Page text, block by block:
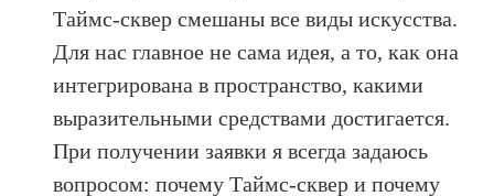
Таймс-сквер смешаны все виды искусства.
Для нас главное не сама идея, а то, как она
интегрирована в пространство, какими
выразительными средствами достигается.
При получении заявки я всегда задаюсь
вопросом: почему Таймс-сквер и почему